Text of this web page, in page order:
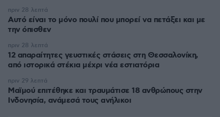
Αυτό είναι το μόνο πουλί που μπορεί να πετάξει και με
την όπισθεν
πριν 28 λεπτά
12 απαραίτητες γευστικές στάσεις στη Θεσσαλονίκη,
από ιστορικά στέκια μέχρι νέα εστιατόρια
πριν 28 λεπτά
Μαϊμού επιτέθηκε και τραυμάτισε 18 ανθρώπους στην
Ινδονησία, ανάμεσά τους ανήλικοι
πριν 29 λεπτά